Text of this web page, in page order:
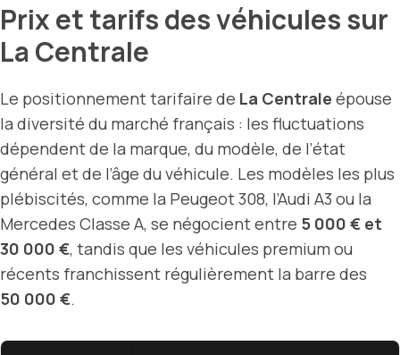
Prix et tarifs des véhicules sur
La Centrale
Le positionnement tarifaire de La Centrale épouse
la diversité du marché français : les fluctuations
dépendent de la marque, du modèle, de l’état
général et de l’âge du véhicule. Les modèles les plus
plébiscités, comme la Peugeot 308, l’Audi A3 ou la
Mercedes Classe A, se négocient entre 5 000 € et
30 000 €, tandis que les véhicules premium ou
récents franchissent régulièrement la barre des
50 000 €.